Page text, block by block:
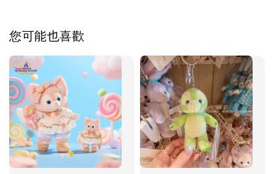
您可能也喜歡